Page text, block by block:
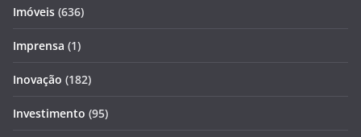
Imóveis (636)
Imprensa (1)
Inovação (182)
Investimento (95)